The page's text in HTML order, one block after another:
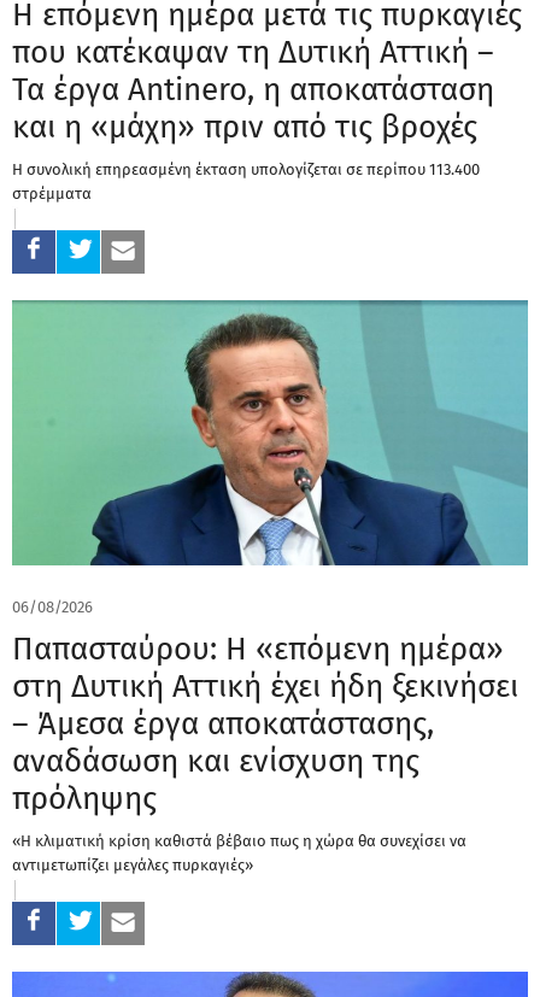
Η επόμενη ημέρα μετά τις πυρκαγιές
που κατέκαψαν τη Δυτική Αττική –
Τα έργα Antinero, η αποκατάσταση
και η «μάχη» πριν από τις βροχές
Η συνολική επηρεασμένη έκταση υπολογίζεται σε περίπου 113.400
στρέμματα
06/08/2026
Παπασταύρου: Η «επόμενη ημέρα»
στη Δυτική Αττική έχει ήδη ξεκινήσει
– Άμεσα έργα αποκατάστασης,
αναδάσωση και ενίσχυση της
πρόληψης
«Η κλιματική κρίση καθιστά βέβαιο πως η χώρα θα συνεχίσει να
αντιμετωπίζει μεγάλες πυρκαγιές»